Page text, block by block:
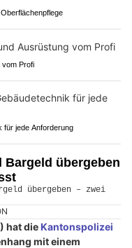
vom Profi
für jede Anforderung
Bargeld übergeben
hat die Kantonspolizei
mit einem